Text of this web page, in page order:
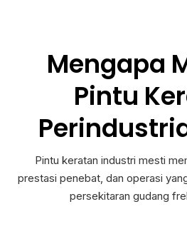
Mengapa
Pintu
Pintu keratan industri mesti
prestasi penebat, dan operasi
persekitaran gudang